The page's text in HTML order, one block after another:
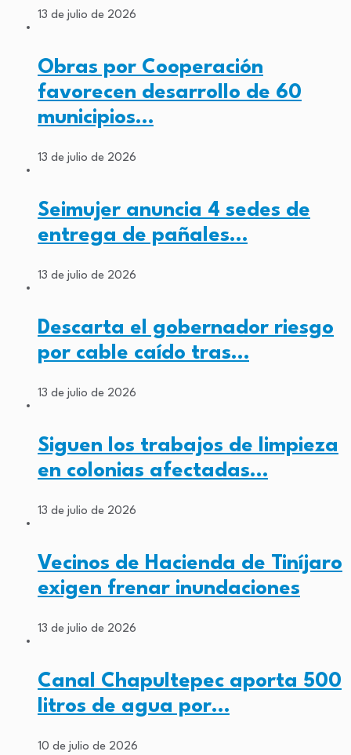
13 de julio de 2026
Obras por Cooperación
favorecen desarrollo de 60
municipios…
13 de julio de 2026
Seimujer anuncia 4 sedes de
entrega de pañales…
13 de julio de 2026
Descarta el gobernador riesgo
por cable caído tras…
13 de julio de 2026
Siguen los trabajos de limpieza
en colonias afectadas…
13 de julio de 2026
Vecinos de Hacienda de Tiníjaro
exigen frenar inundaciones
13 de julio de 2026
Canal Chapultepec aporta 500
litros de agua por…
10 de julio de 2026